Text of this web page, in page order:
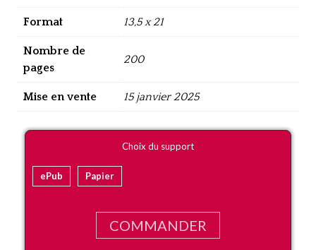
Format 13,5 x 21
Nombre de
pages
200
Mise en vente 15 janvier 2025
Choix du support
ePub Papier
COMMANDER